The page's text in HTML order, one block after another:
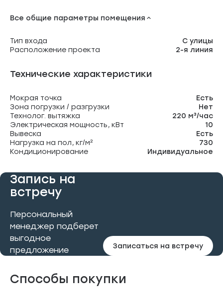
Все общие параметры помещения
Тип входа
С улицы
Расположение проекта
2-я линия
Технические характеристики
Мокрая точка
Есть
Зона погрузки / разгрузки
Нет
Технолог. вытяжка
220 м³/час
Электрическая мощность, кВт
10
Вывеска
Есть
Нагрузка на пол, кг/м²
730
Кондиционирование
Индивидуальное
Запись на
встречу
Персональный
менеджер подберет
выгодное
предложение
Записаться на встречу
Способы покупки